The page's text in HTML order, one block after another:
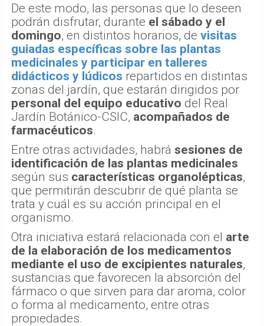
De este modo, las personas que lo deseen
podrán disfrutar, durante el sábado y el
domingo, en distintos horarios, de visitas
guiadas específicas sobre las plantas
medicinales y participar en talleres
didácticos y lúdicos repartidos en distintas
zonas del jardín, que estarán dirigidos por
personal del equipo educativo del Real
Jardín Botánico-CSIC, acompañados de
farmacéuticos.
Entre otras actividades, habrá sesiones de
identificación de las plantas medicinales
según sus características organolépticas,
que permitirán descubrir de qué planta se
trata y cuál es su acción principal en el
organismo.
Otra iniciativa estará relacionada con el arte
de la elaboración de los medicamentos
mediante el uso de excipientes naturales,
sustancias que favorecen la absorción del
fármaco o que sirven para dar aroma, color
o forma al medicamento, entre otras
propiedades.